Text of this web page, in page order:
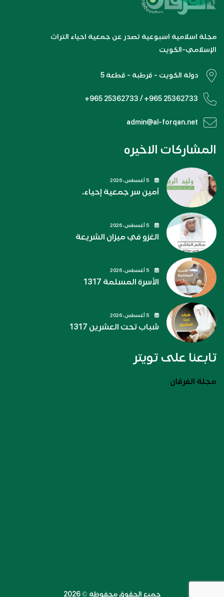
مجلة اسلامية اسبوعية تصدر عن جمعية احياء التراث
الإسلامي-الكويت
دولة الكويت - قرطبة - قطعة 5
+965 25362733 / +965 25362733
admin@al-forqan.net
المشاركات الاخيره
أمين سر جمعية إحياء.
الغزو في ميزان الشريعة
الأسرة المسلمة 1317
شباب تحت العشرين 1317
تابعنا على تويتر
مجلة الفرقان
جميع الحقوق محفوظة ©️ 2026